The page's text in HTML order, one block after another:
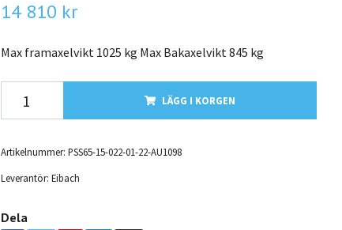
14 810 kr
Max framaxelvikt 1025 kg Max Bakaxelvikt 845 kg
LÄGG I KORGEN
Artikelnummer: PSS65-15-022-01-22-AU1098
Leverantör: Eibach
Dela